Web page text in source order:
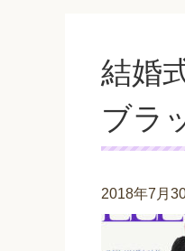
結婚
ブラ
2018年7月